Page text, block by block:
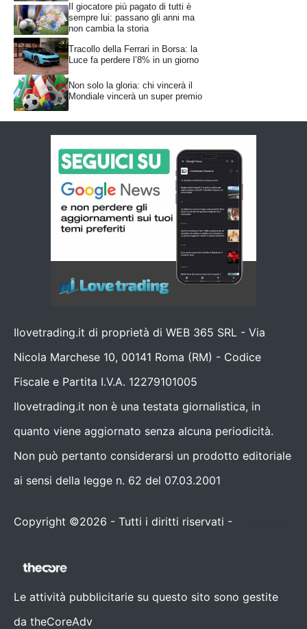
Il giocatore più pagato di tutti è
sempre lui: passano gli anni ma
non cambia la storia
Tracollo della Ferrari in Borsa: la
Luce fa perdere l’8% in un giorno
Non solo la gloria: chi vincerà il
Mondiale vincerà un super premio
Ilovetrading.it di proprietà di WEB 365 SRL - Via
Nicola Marchese 10, 00141 Roma (RM) - Codice
Fiscale e Partita I.V.A. 12279101005
Ilovetrading.it non è una testata giornalistica, in
quanto viene aggiornato senza alcuna periodicità.
Non può pertanto considerarsi un prodotto editoriale
ai sensi della legge n. 62 del 07.03.2001
Copyright ©2026 - Tutti i diritti riservati -
Le attività pubblicitarie su questo sito sono gestite
da theCoreAdv